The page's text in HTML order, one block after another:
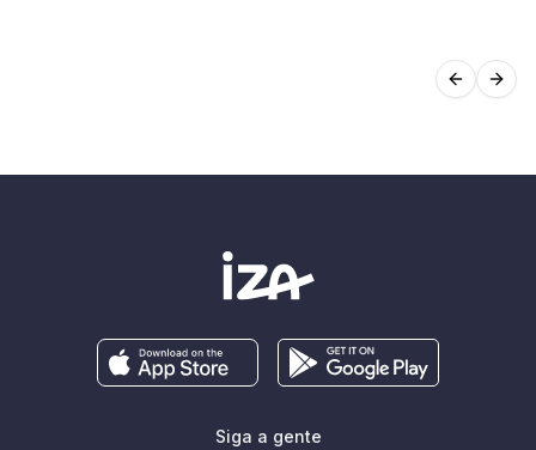
Siga a gente